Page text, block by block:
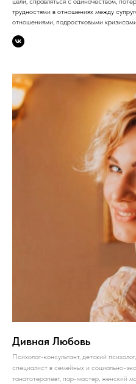
трудностями в отношениях между
отношениями, подростковыми
Дивная Любовь
Психолог-консультант, детский
специалист в семейных и социально-
танатотерапевт, пар-мастер, женский